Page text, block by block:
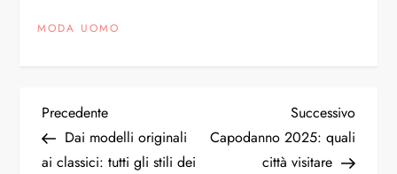
MODA UOMO
Precedente
Dai modelli originali
ai classici: tutti gli stili dei
Successivo
Capodanno 2025: quali
città visitare